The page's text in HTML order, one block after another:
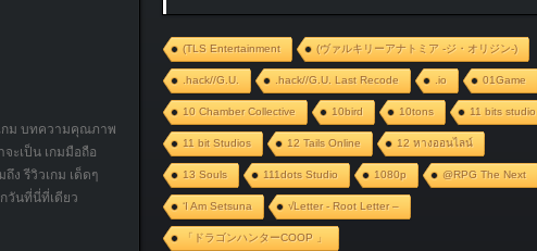
กม บทความคุณภาพ
ะเป็น เกมมือถือ
ถึง รีวิวเกม เด็ดๆ
วันที่นี่ที่เดียว
(TLS Entertainment (ヴァルキリーアナトミア ‐ジ・オリジン‐)
.hack//G.U. .hack//G.U. Last Recode .io 01Game
10 Chamber Collective 10bird 10tons 11 bits studio
11 bit Studios 12 Tails Online 12 หางออนไลน์
13 Souls 111dots Studio 1080p @RPG The Next
‘I Am Setsuna √Letter - Root Letter –
「ドラゴンハンターCOOP 」